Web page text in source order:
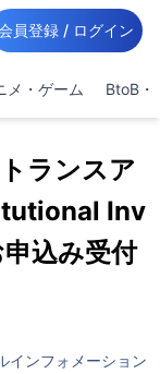
員登録 / ログイン
メ・ゲーム BtoB・
ランスア
Inv
込み受付
インフォメーション